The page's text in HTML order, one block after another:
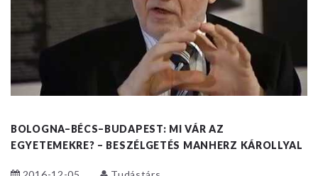
BOLOGNA–BÉCS–BUDAPEST: MI VÁR AZ
EGYETEMEKRE? – BESZÉLGETÉS MANHERZ KÁROLLYAL